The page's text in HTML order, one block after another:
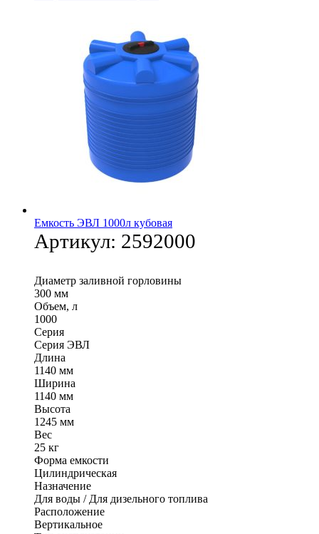
Емкость ЭВЛ 1000л кубовая
Артикул: 2592000
Диаметр заливной горловины
300 мм
Объем, л
1000
Серия
Серия ЭВЛ
Длина
1140 мм
Ширина
1140 мм
Высота
1245 мм
Вес
25 кг
Форма емкости
Цилиндрическая
Назначение
Для воды / Для дизельного топлива
Расположение
Вертикальное